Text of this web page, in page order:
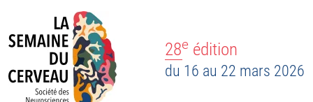
28e édition
du 16 au 22 mars 2026